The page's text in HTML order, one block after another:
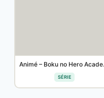
Animé
SÉRIE